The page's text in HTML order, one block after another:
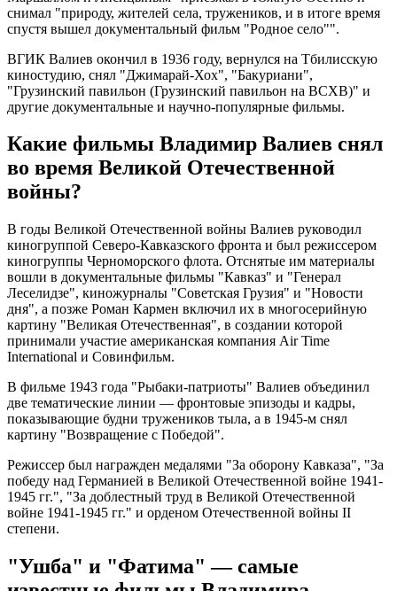
снимал "природу, жителей села, тружеников, и в итоге время
спустя вышел документальный фильм "Родное село"".
ВГИК Валиев окончил в 1936 году, вернулся на Тбилисскую
киностудию, снял "Джимарай-Хох", "Бакуриани",
"Грузинский павильон (Грузинский павильон на ВСХВ)" и
другие документальные и научно-популярные фильмы.
Какие фильмы Владимир Валиев снял
во время Великой Отечественной
войны?
В годы Великой Отечественной войны Валиев руководил
киногруппой Северо-Кавказского фронта и был режиссером
киногруппы Черноморского флота. Отснятые им материалы
вошли в документальные фильмы "Кавказ" и "Генерал
Леселидзе", киножурналы "Советская Грузия" и "Новости
дня", а позже Роман Кармен включил их в многосерийную
картину "Великая Отечественная", в создании которой
принимали участие американская компания Air Time
International и Совинфильм.
В фильме 1943 года "Рыбаки-патриоты" Валиев объединил
две тематические линии — фронтовые эпизоды и кадры,
показывающие будни тружеников тыла, а в 1945-м снял
картину "Возвращение с Победой".
Режиссер был награжден медалями "За оборону Кавказа", "За
победу над Германией в Великой Отечественной войне 1941-
1945 гг.", "За доблестный труд в Великой Отечественной
войне 1941-1945 гг." и орденом Отечественной войны II
степени.
"Ушба" и "Фатима" — самые